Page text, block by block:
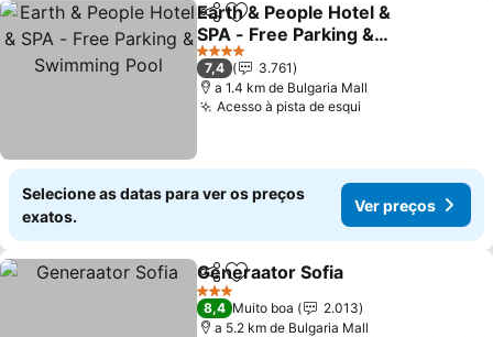
PartilharAdicionar aos favoritos
Earth & People Hotel &
SPA - Free Parking &
Swimming Pool
Ver preços
4 Estrelas
7,4
3.761
a 1.4 km de Bulgaria Mall
Acesso à pista de esqui
Selecione as datas para ver os preços
exatos.
Ver preços
PartilharAdicionar aos favoritos
Generaator Sofia
3 Estrelas
8,4 Muito boa
2.013
a 5.2 km de Bulgaria Mall